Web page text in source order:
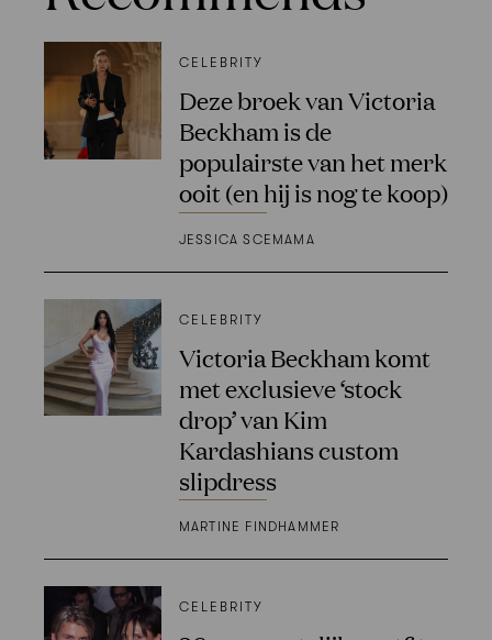
CELEBRITY
Deze broek van Victoria
Beckham is de
populairste van het merk
ooit (en hij is nog te koop)
JESSICA SCEMAMA
CELEBRITY
Victoria Beckham komt
met exclusieve ‘stock
drop’ van Kim
Kardashians custom
slipdress
MARTINE FINDHAMMER
CELEBRITY